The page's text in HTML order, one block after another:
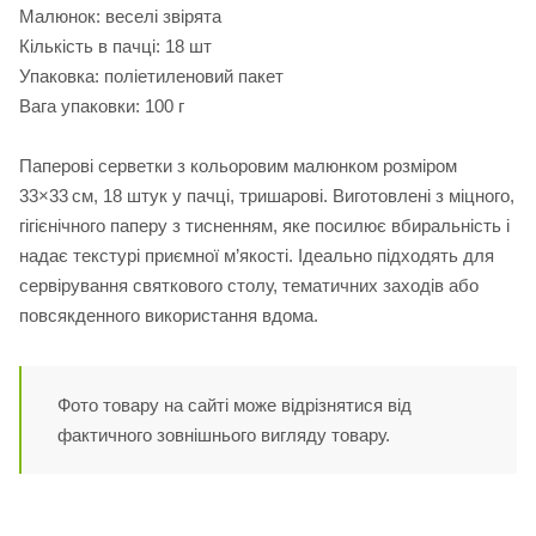
Малюнок: веселі звірята
Кількість в пачці: 18 шт
Упаковка: поліетиленовий пакет
Вага упаковки: 100 г
Паперові серветки з кольоровим малюнком розміром
33×33 см, 18 штук у пачці, тришарові. Виготовлені з міцного,
гігієнічного паперу з тисненням, яке посилює вбиральність і
надає текстурі приємної м’якості. Ідеально підходять для
сервірування святкового столу, тематичних заходів або
повсякденного використання вдома.
Фото товару на сайті може відрізнятися від
фактичного зовнішнього вигляду товару.